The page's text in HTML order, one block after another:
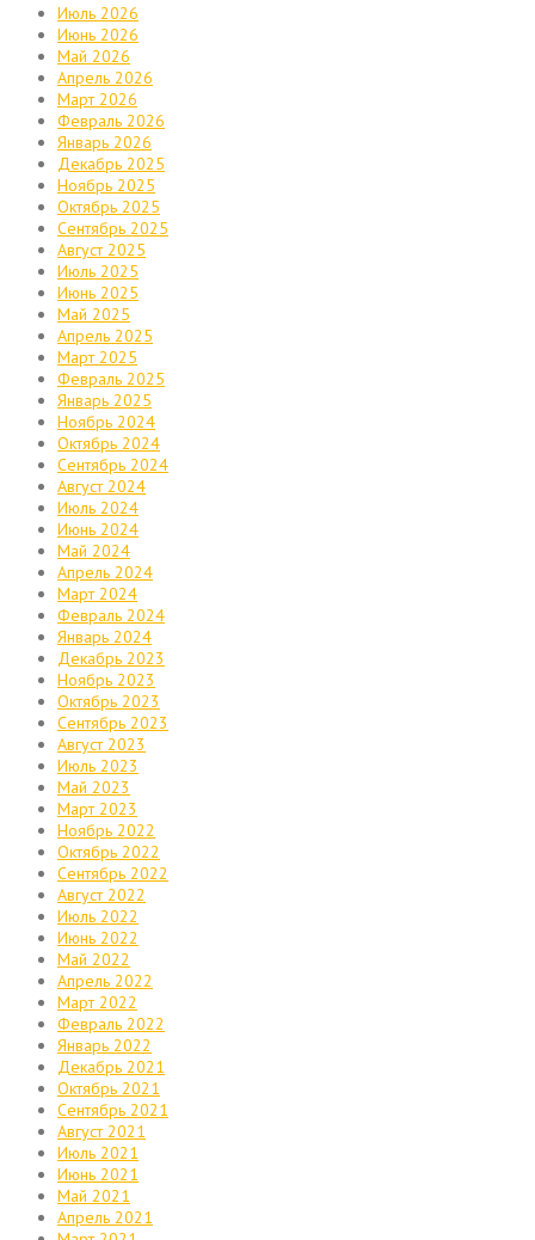
Июль 2026
Июнь 2026
Май 2026
Апрель 2026
Март 2026
Февраль 2026
Январь 2026
Декабрь 2025
Ноябрь 2025
Октябрь 2025
Сентябрь 2025
Август 2025
Июль 2025
Июнь 2025
Май 2025
Апрель 2025
Март 2025
Февраль 2025
Январь 2025
Ноябрь 2024
Октябрь 2024
Сентябрь 2024
Август 2024
Июль 2024
Июнь 2024
Май 2024
Апрель 2024
Март 2024
Февраль 2024
Январь 2024
Декабрь 2023
Ноябрь 2023
Октябрь 2023
Сентябрь 2023
Август 2023
Июль 2023
Май 2023
Март 2023
Ноябрь 2022
Октябрь 2022
Сентябрь 2022
Август 2022
Июль 2022
Июнь 2022
Май 2022
Апрель 2022
Март 2022
Февраль 2022
Январь 2022
Декабрь 2021
Октябрь 2021
Сентябрь 2021
Август 2021
Июль 2021
Июнь 2021
Май 2021
Апрель 2021